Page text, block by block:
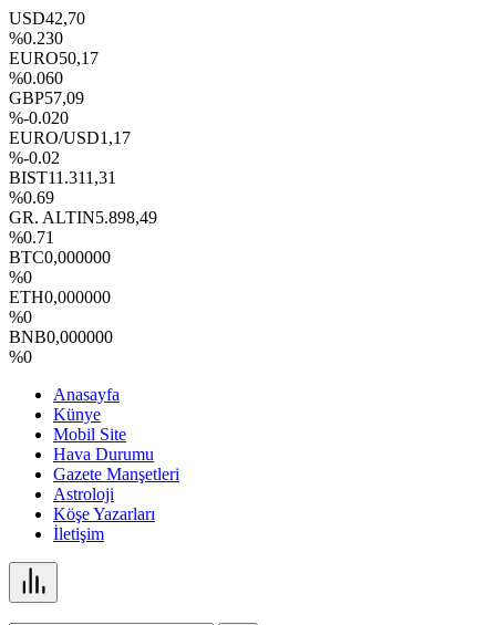
USD42,70
%0.230
EURO50,17
%0.060
GBP57,09
%-0.020
EURO/USD1,17
%-0.02
BIST11.311,31
%0.69
GR. ALTIN5.898,49
%0.71
BTC0,000000
%0
ETH0,000000
%0
BNB0,000000
%0
Anasayfa
Künye
Mobil Site
Hava Durumu
Gazete Manşetleri
Astroloji
Köşe Yazarları
İletişim